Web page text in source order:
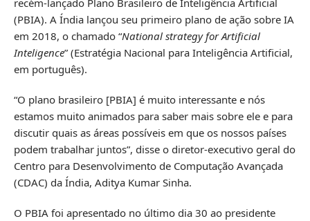
(PBIA). A Índia lançou seu primeiro plano de ação sobre IA
em 2018, o chamado “National strategy for Artificial
Inteligence” (Estratégia Nacional para Inteligência Artificial,
em português).
“O plano brasileiro [PBIA] é muito interessante e nós
estamos muito animados para saber mais sobre ele e para
discutir quais as áreas possíveis em que os nossos países
podem trabalhar juntos”, disse o diretor-executivo geral do
Centro para Desenvolvimento de Computação Avançada
(CDAC) da Índia, Aditya Kumar Sinha.
O PBIA foi apresentado no último dia 30 ao presidente